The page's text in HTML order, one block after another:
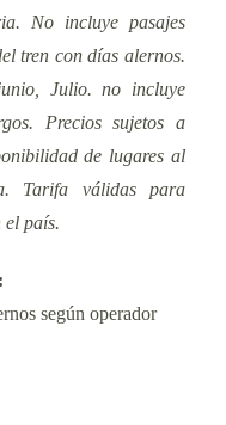
No incluye pasajes
tren con días alernos.
Julio. no incluye
Precios sujetos a
de lugares al
Tarifa válidas para
el país.
según operador